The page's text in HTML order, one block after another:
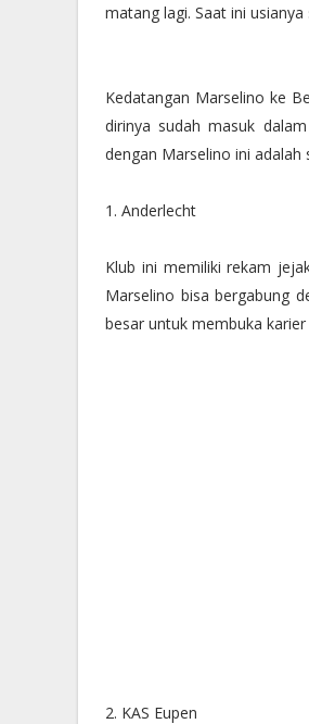
matang lagi. Saat ini
Kedatangan Marselino ke
dirinya sudah masuk
dengan Marselino ini adalah
1. Anderlecht
Klub ini memiliki rekam
Marselino bisa bergabung
besar untuk membuka
2. KAS Eupen